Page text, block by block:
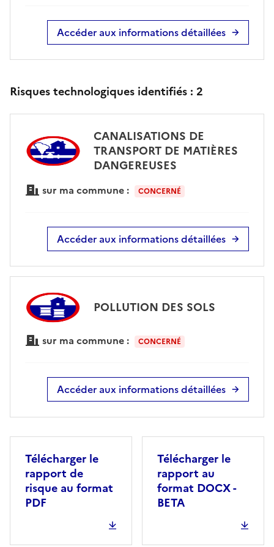
Accéder aux informations détaillées
Risques technologiques identifiés : 2
CANALISATIONS DE
TRANSPORT DE MATIÈRES
DANGEREUSES
sur ma commune : CONCERNÉ
Accéder aux informations détaillées
POLLUTION DES SOLS
sur ma commune : CONCERNÉ
Accéder aux informations détaillées
Télécharger le
rapport de
risque au format
PDF
Télécharger le
rapport au
format DOCX -
BETA